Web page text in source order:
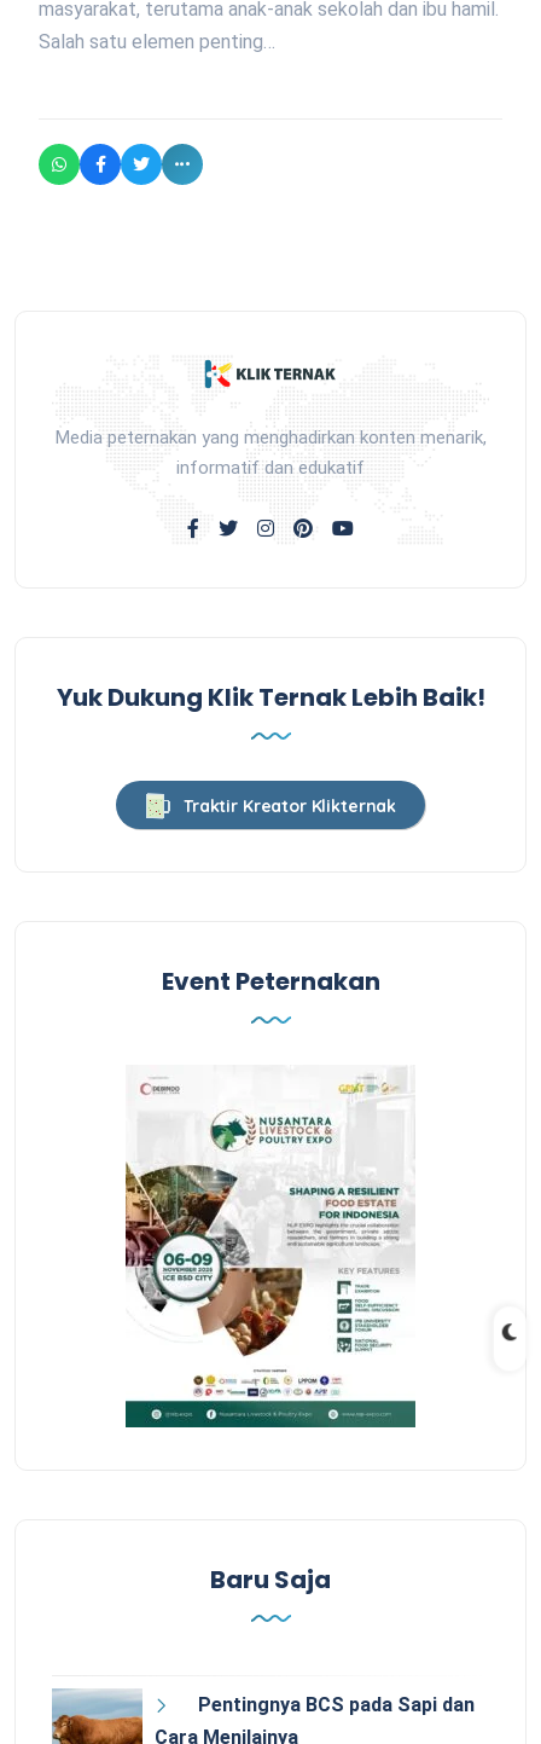
masyarakat, terutama anak-anak sekolah dan ibu hamil.
Salah satu elemen penting…
Media peternakan yang menghadirkan konten menarik,
informatif dan edukatif
Yuk Dukung Klik Ternak Lebih Baik!
Traktir Kreator Klikternak
Event Peternakan
Baru Saja
Pentingnya BCS pada Sapi dan
Cara Menilainya